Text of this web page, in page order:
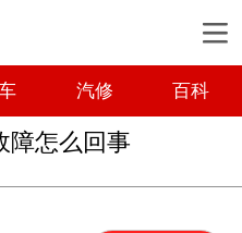
汽修 百科
障怎么回事